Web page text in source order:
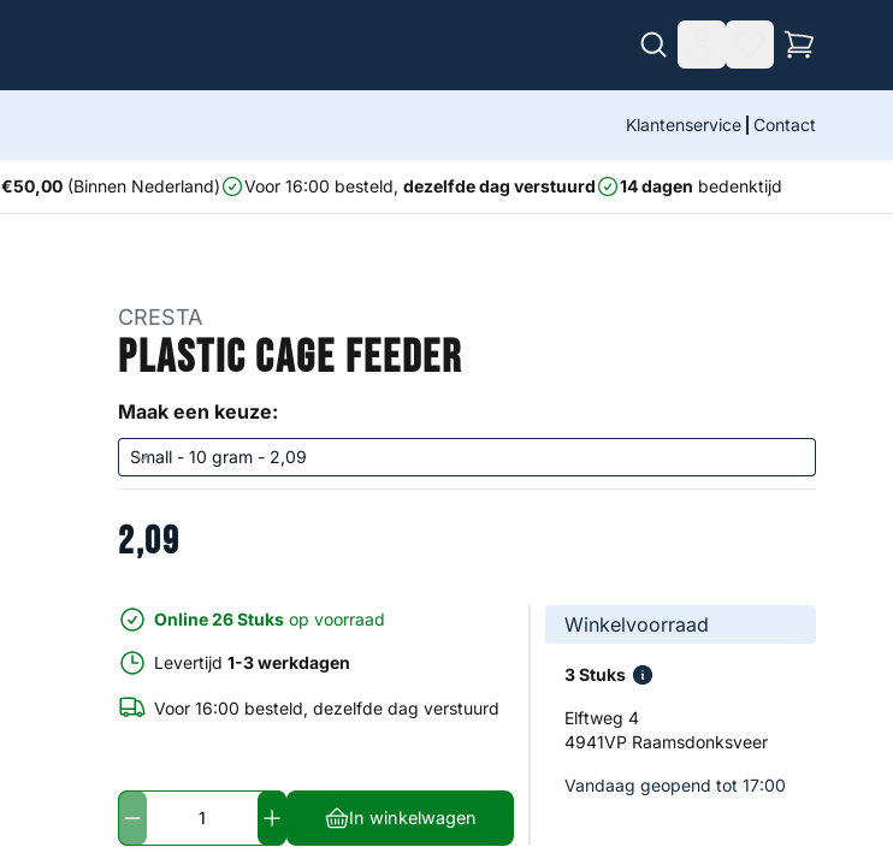
Klantenservice Contact
€50,00(Binnen Nederland) Voor 16:00 besteld, dezelfde dag verstuurd 14 dagen bedenktijd
CRESTA
Plastic Cage Feeder
Maak een keuze:
2,09
Online 26 Stuks op voorraad
Levertijd 1-3 werkdagen
Voor 16:00 besteld, dezelfde dag verstuurd
In winkelwagen
Winkelvoorraad
3 Stuks
Elftweg 4
4941VP Raamsdonksveer
Vandaag geopend tot 17:00